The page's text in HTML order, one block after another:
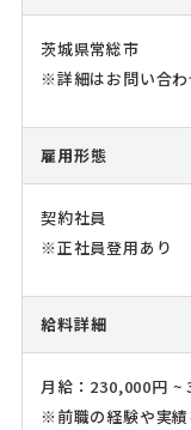
茨城県常総市
※詳細はお問い合わ
雇用形態
契約社員
※正社員登用あり
給料詳細
月給：230,000円 ~
※前職の経験や実